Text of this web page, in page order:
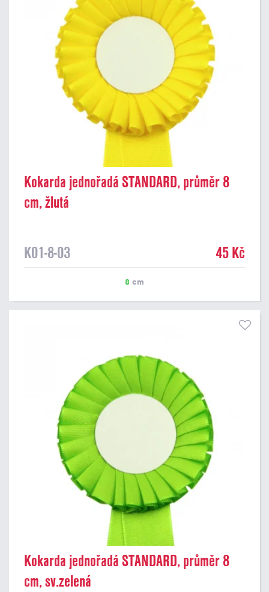
Kokarda jednořadá STANDARD, průměr 8
cm, žlutá
K01-8-03 45 Kč
8 cm
Kokarda jednořadá STANDARD, průměr 8
cm, sv.zelená